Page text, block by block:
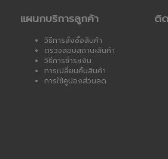
แผนกบริการลูกค้า
วิธีการสั่งซื้อสินค้า
ตรวจสอบสถานะสินค้า
วิธีการชำระเงิน
การเปลี่ยนคืนสินค้า
การใช้คูปองส่วนลด
ติ